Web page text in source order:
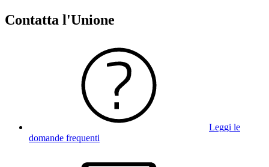
Contatta l'Unione
Leggi le
domande frequenti